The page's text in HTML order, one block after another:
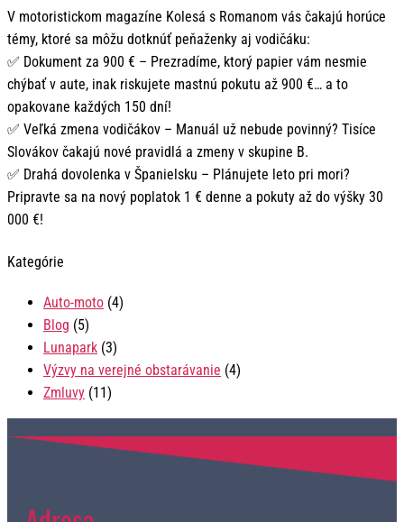
V motoristickom magazíne Kolesá s Romanom vás čakajú horúce
témy, ktoré sa môžu dotknúť peňaženky aj vodičáku:
✅ Dokument za 900 € – Prezradíme, ktorý papier vám nesmie
chýbať v aute, inak riskujete mastnú pokutu až 900 €… a to
opakovane každých 150 dní!
✅ Veľká zmena vodičákov – Manuál už nebude povinný? Tisíce
Slovákov čakajú nové pravidlá a zmeny v skupine B.
✅ Drahá dovolenka v Španielsku – Plánujete leto pri mori?
Pripravte sa na nový poplatok 1 € denne a pokuty až do výšky 30
000 €!
Kategórie
Auto-moto (4)
Blog (5)
Lunapark (3)
Výzvy na verejné obstarávanie (4)
Zmluvy (11)